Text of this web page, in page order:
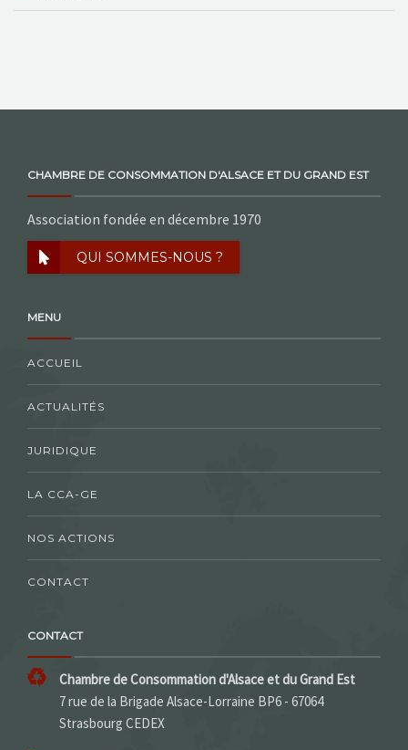
CHAMBRE DE CONSOMMATION D'ALSACE ET DU GRAND EST
Association fondée en décembre 1970
QUI SOMMES-NOUS ?
MENU
ACCUEIL
ACTUALITÉS
JURIDIQUE
LA CCA-GE
NOS ACTIONS
CONTACT
CONTACT
Chambre de Consommation d'Alsace et du Grand Est
7 rue de la Brigade Alsace-Lorraine BP6 - 67064
Strasbourg CEDEX